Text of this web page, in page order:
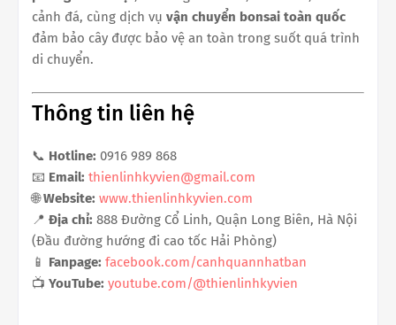
cảnh đá, cùng dịch vụ vận chuyển bonsai toàn quốc
đảm bảo cây được bảo vệ an toàn trong suốt quá trình
di chuyển.
Thông tin liên hệ
📞 Hotline: 0916 989 868
📧 Email: thienlinhkyvien@gmail.com
🌐Website: www.thienlinhkyvien.com
📍 Địa chỉ: 888 Đường Cổ Linh, Quận Long Biên, Hà Nội
(Đầu đường hướng đi cao tốc Hải Phòng)
📱 Fanpage: facebook.com/canhquannhatban
📺 YouTube: youtube.com/@thienlinhkyvien